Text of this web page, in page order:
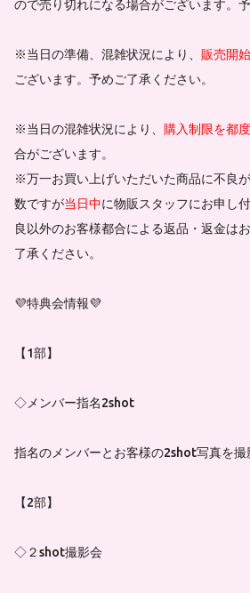
ので売り切れになる場合がございます。
※当日の準備、混雑状況により、 販売開
ございます。予めご了承ください。
※当日の混雑状況により、 購入制限を都
合がございます。
※万一お買い上げいただいた商品に不良
数ですが当日中に物販スタッフにお申し
良以外のお客様都合による返品・返金は
了承ください。
💜特典会情報💜
【1部】
◇メンバー指名2shot
指名のメンバーとお客様の2shot写真を撮
【2部】
◇２shot撮影会